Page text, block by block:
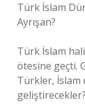
Türk İslam
Ayrışan?
Türk İslam
ötesine geçti.
Türkler, İslam